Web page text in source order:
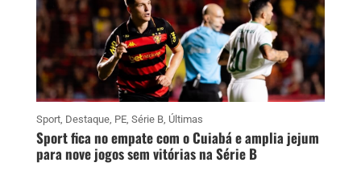
Sport, Destaque, PE, Série B, Últimas
Sport fica no empate com o Cuiabá e amplia jejum
para nove jogos sem vitórias na Série B